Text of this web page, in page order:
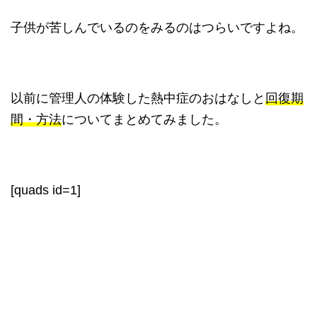
子供が苦しんでいるのをみるのはつらいですよね。
以前に管理人の体験した熱中症のおはなしと 回復期
間・方法についてまとめてみました。
[quads id=1]